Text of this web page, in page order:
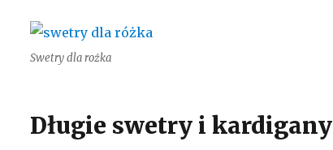
Swetry dla rożka
Długie swetry i kardigany